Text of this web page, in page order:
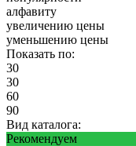
алфавиту
увеличению цены
уменьшению цены
Показать по:
30
30
60
90
Вид каталога:
Рекомендуем